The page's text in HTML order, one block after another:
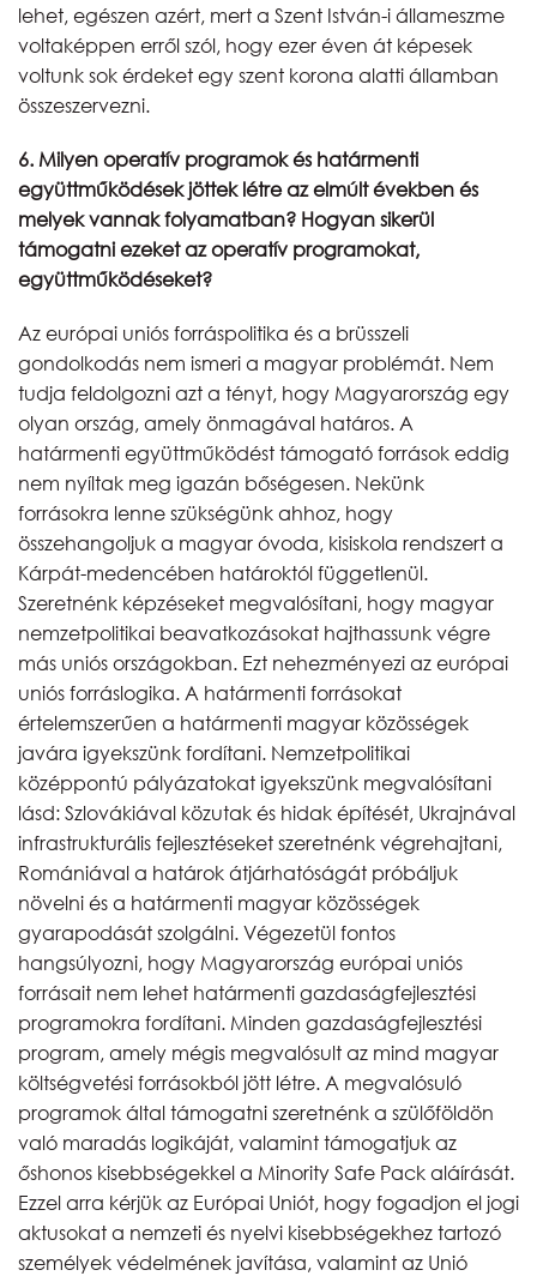
lehet, egészen azért, mert a Szent István-i állameszme
voltaképpen erről szól, hogy ezer éven át képesek
voltunk sok érdeket egy szent korona alatti államban
összeszervezni.
6. Milyen operatív programok és határmenti
együttműködések jöttek létre az elmúlt években és
melyek vannak folyamatban? Hogyan sikerül
támogatni ezeket az operatív programokat,
együttműködéseket?
Az európai uniós forráspolitika és a brüsszeli
gondolkodás nem ismeri a magyar problémát. Nem
tudja feldolgozni azt a tényt, hogy Magyarország egy
olyan ország, amely önmagával határos. A
határmenti együttműködést támogató források eddig
nem nyíltak meg igazán bőségesen. Nekünk
forrásokra lenne szükségünk ahhoz, hogy
összehangoljuk a magyar óvoda, kisiskola rendszert a
Kárpát-medencében határoktól függetlenül.
Szeretnénk képzéseket megvalósítani, hogy magyar
nemzetpolitikai beavatkozásokat hajthassunk végre
más uniós országokban. Ezt nehezményezi az európai
uniós forráslogika. A határmenti forrásokat
értelemszerűen a határmenti magyar közösségek
javára igyekszünk fordítani. Nemzetpolitikai
középpontú pályázatokat igyekszünk megvalósítani
lásd: Szlovákiával közutak és hidak építését, Ukrajnával
infrastrukturális fejlesztéseket szeretnénk végrehajtani,
Romániával a határok átjárhatóságát próbáljuk
növelni és a határmenti magyar közösségek
gyarapodását szolgálni. Végezetül fontos
hangsúlyozni, hogy Magyarország európai uniós
forrásait nem lehet határmenti gazdaságfejlesztési
programokra fordítani. Minden gazdaságfejlesztési
program, amely mégis megvalósult az mind magyar
költségvetési forrásokból jött létre. A megvalósuló
programok által támogatni szeretnénk a szülőföldön
való maradás logikáját, valamint támogatjuk az
őshonos kisebbségekkel a Minority Safe Pack aláírását.
Ezzel arra kérjük az Európai Uniót, hogy fogadjon el jogi
aktusokat a nemzeti és nyelvi kisebbségekhez tartozó
személyek védelmének javítása, valamint az Unió